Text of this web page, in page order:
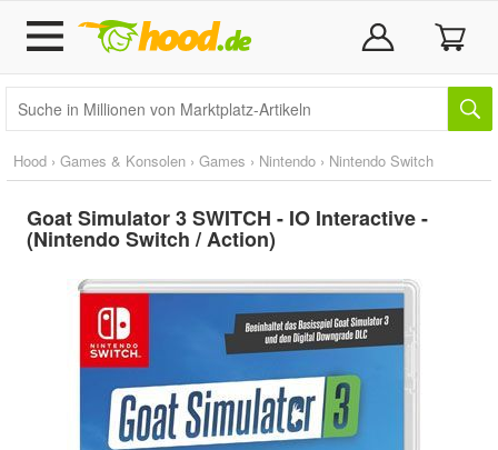
Hood › Games & Konsolen › Games › Nintendo › Nintendo Switch
Goat Simulator 3 SWITCH - IO Interactive -
(Nintendo Switch / Action)